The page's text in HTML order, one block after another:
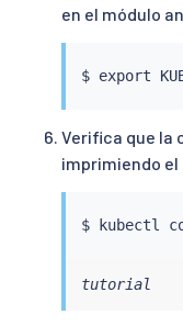
en el módulo
$ export
Verifica que la
imprimiendo
$ kubectl
tutorial